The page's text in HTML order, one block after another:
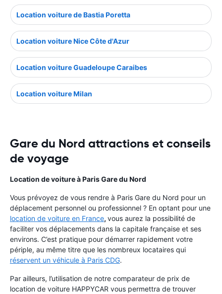
Location voiture de Bastia Poretta
Location voiture Nice Côte d'Azur
Location voiture Guadeloupe Caraibes
Location voiture Milan
Gare du Nord attractions et conseils
de voyage
Location de voiture à Paris Gare du Nord
Vous prévoyez de vous rendre à Paris Gare du Nord pour un
déplacement personnel ou professionnel ? En optant pour une
location de voiture en France, vous aurez la possibilité de
faciliter vos déplacements dans la capitale française et ses
environs. C’est pratique pour démarrer rapidement votre
périple, au même titre que les nombreux locataires qui
réservent un véhicule à Paris CDG.
Par ailleurs, l’utilisation de notre comparateur de prix de
location de voiture HAPPYCAR vous permettra de trouver